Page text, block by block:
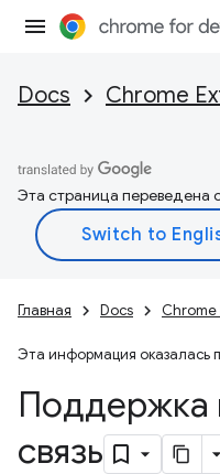
Docs Chrome
Эта страница переведена
Главная Docs Chrome
Эта информация оказалась
Поддержка
связь